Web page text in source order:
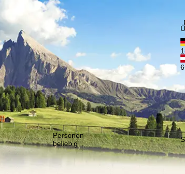
Nutzungsinformationen, die wir, die TravelTrex
dabei Nutzungsprofile anhand von Endgeräte-
Personen
beliebig